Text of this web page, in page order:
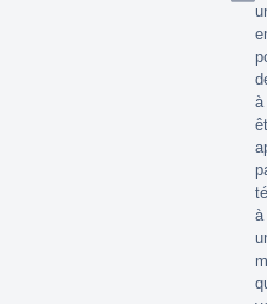
à
à